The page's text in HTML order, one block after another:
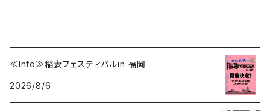
≪Info≫稲妻フェスティバルin 福岡
2026/8/6